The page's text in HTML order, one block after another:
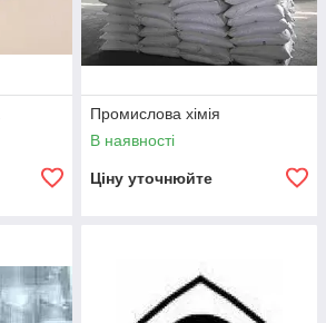
Промислова хімія
В наявності
Ціну уточнюйте